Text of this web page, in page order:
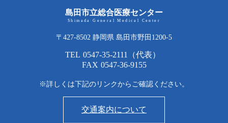
島田市立総合医療センター
Shimada General Medical Center
〒427-8502 静岡県 島田市野田1200-5
TEL 0547-35-2111
（代表）
FAX 0547-36-9155
※詳しくは下記のリンクからご確認ください。
交通案内について